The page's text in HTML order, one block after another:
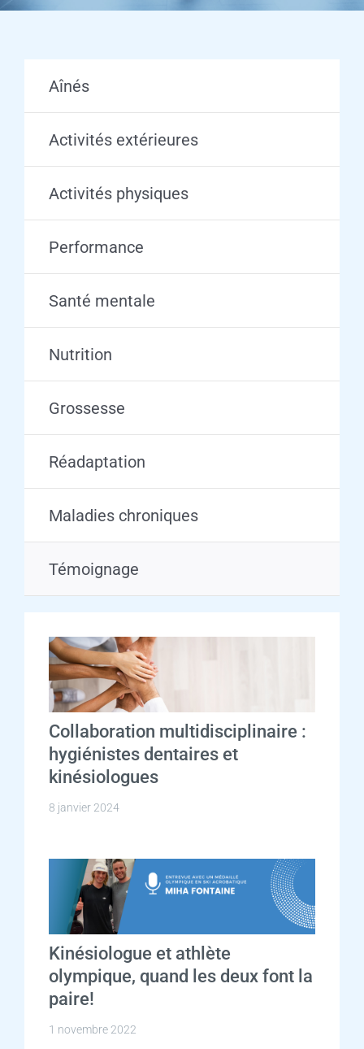
Aînés
Activités extérieures
Activités physiques
Performance
Santé mentale
Nutrition
Grossesse
Réadaptation
Maladies chroniques
Témoignage
Collaboration multidisciplinaire :
hygiénistes dentaires et
kinésiologues
8 janvier 2024
Kinésiologue et athlète
olympique, quand les deux font la
paire!
1 novembre 2022